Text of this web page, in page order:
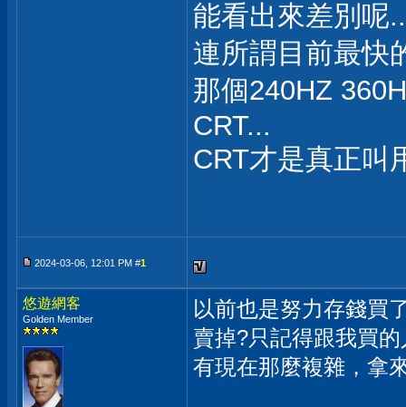
能看出來差別呢
連所謂目前最快
那個240HZ
CRT...
CRT才是真正叫
2024-03-06, 12:01 PM #1
悠遊網客
Golden Member
以前也是努力存錢買
賣掉?只記得跟我買
有現在那麼複雜，拿